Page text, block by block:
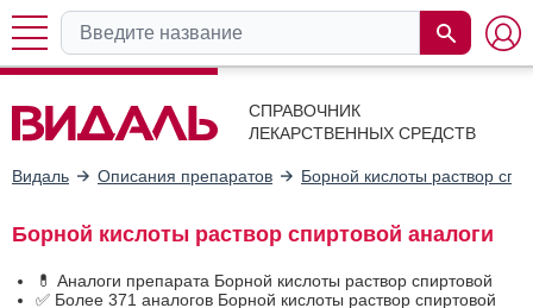
СПРАВОЧНИК
ЛЕКАРСТВЕННЫХ СРЕДСТВ
Видаль Описания препаратов Борной кислоты раствор
Борной кислоты раствор спиртовой аналоги
💊 Аналоги препарата Борной кислоты раствор спиртовой
✅ Более 371 аналогов Борной кислоты раствор спиртовой